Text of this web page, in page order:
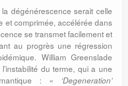
dégénérescence serait celle
et comprimée, accélérée dans
se transmet facilement et
au progrès une régression
William Greenslade
du terme, qui a une
: « ‘Degeneration’